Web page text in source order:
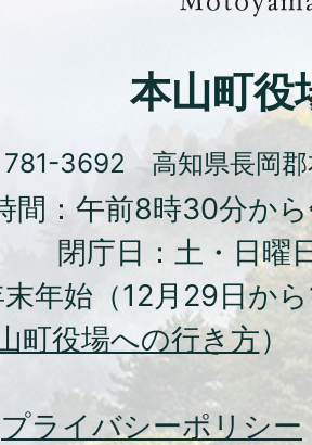
化
の
ま
ち
本
山
町
Town
本山町役
781-3692 高知県長岡郡
間：午前8時30分か
閉庁日：土・日曜
年始（12月29日か
町役場への行き方）
プライバシーポリシー